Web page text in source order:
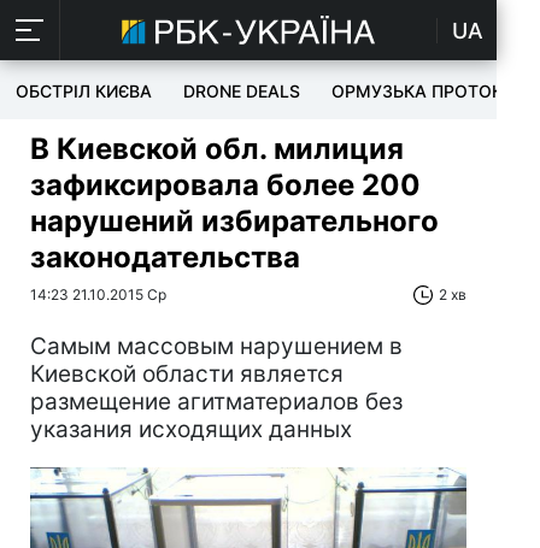
UA
ОБСТРІЛ КИЄВА DRONE DEALS ОРМУЗЬКА ПРОТОКА
В Киевской обл. милиция
зафиксировала более 200
нарушений избирательного
законодательства
14:23 21.10.2015 Ср 2 хв
Самым массовым нарушением в
Киевской области является
размещение агитматериалов без
указания исходящих данных